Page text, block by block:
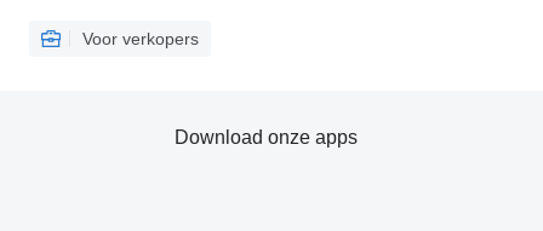
Voor verkopers
Download onze apps